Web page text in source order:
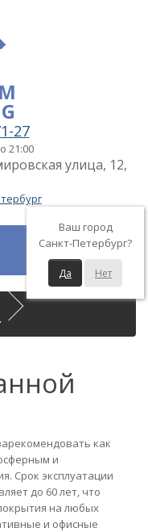
27
21:00
улица, 12,
Ваш город
Санкт-Петербург?
Да Нет
как
и
Срок эксплуатации
до 60 лет, что
на любых
и офисные